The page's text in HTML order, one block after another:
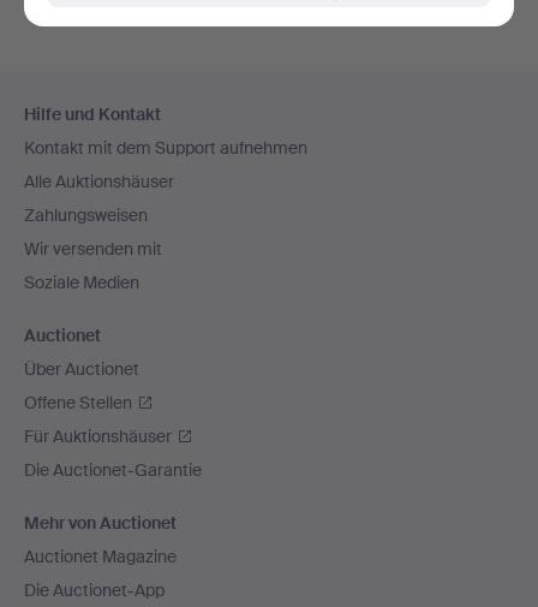
Navigation
Hilfe und Kontakt
Kontakt mit dem Support aufnehmen
Alle Auktionshäuser
Zahlungsweisen
Wir versenden mit
Soziale Medien
Auctionet
Über Auctionet
Offene Stellen
Für Auktionshäuser
Die Auctionet-Garantie
Mehr von Auctionet
Auctionet Magazine
Die Auctionet-App